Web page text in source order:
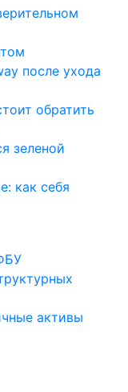
после ухода
обратить
зеленой
как себя
активы